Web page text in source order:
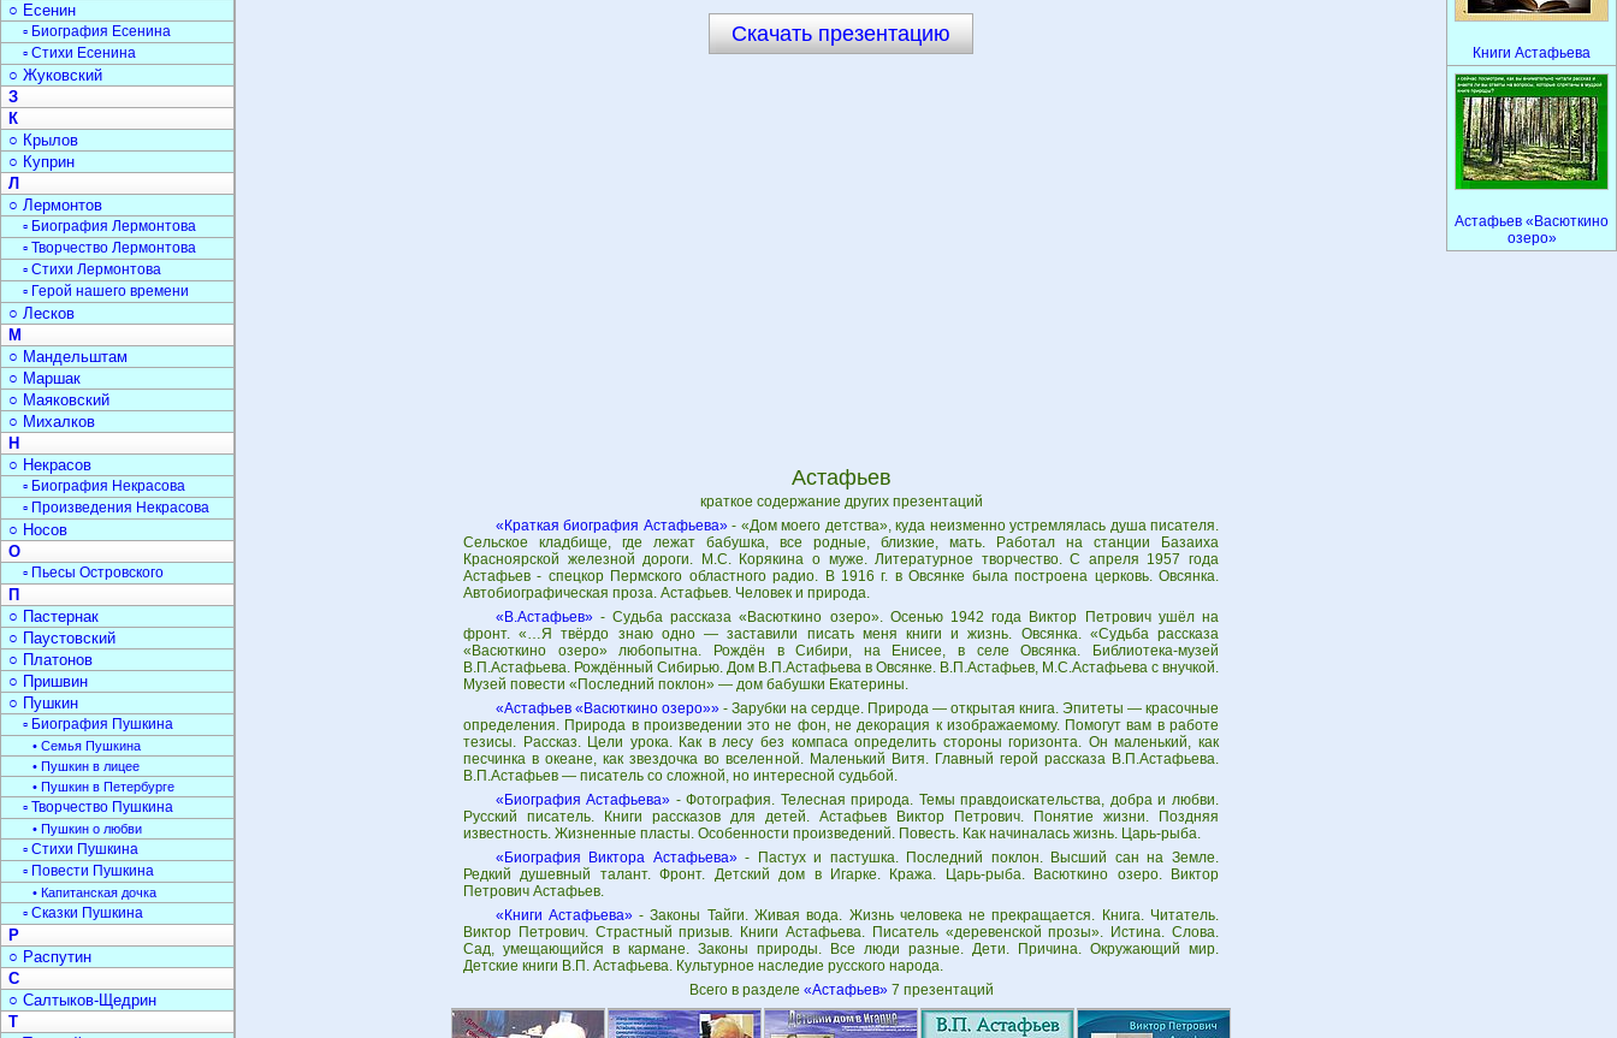
Скачать презентацию
Астафьев
краткое содержание других презентаций
«Краткая биография Астафьева»- «Дом моего детства», куда неизменно устремлялась душа писателя.
Сельское кладбище, где лежат бабушка, все родные, близкие, мать. Работал на станции Базаиха
Красноярской железной дороги. М.С. Корякина о муже. Литературное творчество. С апреля 1957 года
Астафьев - спецкор Пермского областного радио. В 1916 г. в Овсянке была построена церковь. Овсянка.
Автобиографическая проза. Астафьев. Человек и природа.
«В.Астафьев»- Судьба рассказа «Васюткино озеро». Осенью 1942 года Виктор Петрович ушёл на
фронт. «…Я твёрдо знаю одно — заставили писать меня книги и жизнь. Овсянка. «Судьба рассказа
«Васюткино озеро» любопытна. Рождён в Сибири, на Енисее, в селе Овсянка. Библиотека-музей
В.П.Астафьева. Рождённый Сибирью. Дом В.П.Астафьева в Овсянке. В.П.Астафьев, М.С.Астафьева с внучкой.
Музей повести «Последний поклон» — дом бабушки Екатерины.
«Астафьев «Васюткино озеро»»- Зарубки на сердце. Природа — открытая книга. Эпитеты — красочные
определения. Природа в произведении это не фон, не декорация к изображаемому. Помогут вам в работе
тезисы. Рассказ. Цели урока. Как в лесу без компаса определить стороны горизонта. Он маленький, как
песчинка в океане, как звездочка во вселенной. Маленький Витя. Главный герой рассказа В.П.Астафьева.
В.П.Астафьев — писатель со сложной, но интересной судьбой.
«Биография Астафьева» - Фотография. Телесная природа. Темы правдоискательства, добра и любви.
Русский писатель. Книги рассказов для детей. Астафьев Виктор Петрович. Понятие жизни. Поздняя
известность. Жизненные пласты. Особенности произведений. Повесть. Как начиналась жизнь. Царь-рыба.
«Биография Виктора Астафьева»- Пастух и пастушка. Последний поклон. Высший сан на Земле.
Редкий душевный талант. Фронт. Детский дом в Игарке. Кража. Царь-рыба. Васюткино озеро. Виктор
Петрович Астафьев.
«Книги Астафьева»- Законы Тайги. Живая вода. Жизнь человека не прекращается. Книга. Читатель.
Виктор Петрович. Страстный призыв. Книги Астафьева. Писатель «деревенской прозы». Истина. Слова.
Сад, умещающийся в кармане. Законы природы. Все люди разные. Дети. Причина. Окружающий мир.
Детские книги В.П. Астафьева. Культурное наследие русского народа.
Всего в разделе «Астафьев» 7 презентаций
○ Есенин
▫ Биография Есенина
▫ Стихи Есенина
○ Жуковский
З
К
○ Крылов
○ Куприн
Л
○ Лермонтов
▫ Биография Лермонтова
▫ Творчество Лермонтова
▫ Стихи Лермонтова
▫ Герой нашего времени
○ Лесков
М
○ Мандельштам
○ Маршак
○ Маяковский
○ Михалков
Н
○ Некрасов
▫ Биография Некрасова
▫ Произведения Некрасова
○ Носов
О
▫ Пьесы Островского
П
○ Пастернак
○ Паустовский
○ Платонов
○ Пришвин
○ Пушкин
▫ Биография Пушкина
• Семья Пушкина
• Пушкин в лицее
• Пушкин в Петербурге
▫ Творчество Пушкина
• Пушкин о любви
▫ Стихи Пушкина
▫ Повести Пушкина
• Капитанская дочка
▫ Сказки Пушкина
Р
○ Распутин
С
○ Салтыков-Щедрин
Т
Книги Астафьева
Астафьев «Васюткино
озеро»